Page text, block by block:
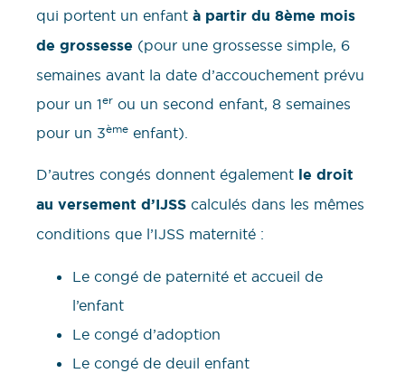
qui portent un enfant à partir du 8ème mois
de grossesse (pour une grossesse simple, 6
semaines avant la date d’accouchement prévu
pour un 1er ou un second enfant, 8 semaines
pour un 3ème enfant).
D’autres congés donnent également le droit
au versement d’IJSS calculés dans les mêmes
conditions que l’IJSS maternité :
Le congé de paternité et accueil de
l’enfant
Le congé d’adoption
Le congé de deuil enfant